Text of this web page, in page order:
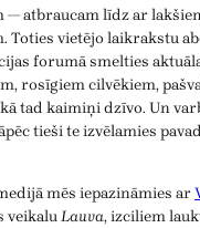
atbraucam līdz ar
Toties vietējo laikrakstu
forumā smelties
rosīgiem cilvēkiem,
tad kaimiņi dzīvo. Un
tieši te izvēlamies
mēs iepazināmies ar
veikaluLauva, izciliem